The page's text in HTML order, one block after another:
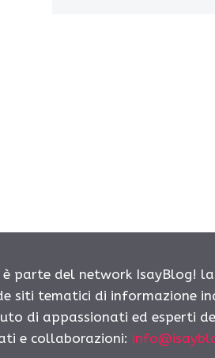
è parte del network IsayBlog!
siti tematici di informazione
di appassionati ed esperti
e collaborazioni: